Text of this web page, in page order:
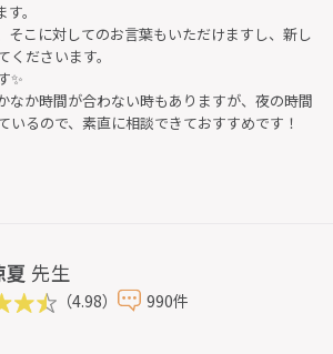
。
そこに対してのお言葉もいただけますし、新し
ださいます。
✨
なか時間が合わない時もありますが、夜の時間
いるので、素直に相談できておすすめです！
夏 先生
（4.98） 990件